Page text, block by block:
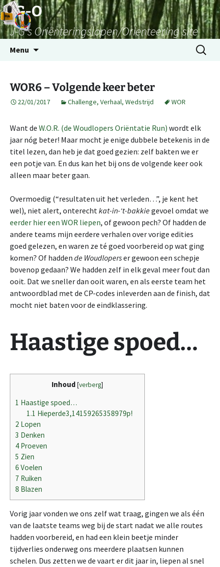
Skip
to
content
JG-O
J-G's Oriënteringslopen/Orienteering site
Menu
Search
for:
WOR6 – Volgende keer beter
22/01/2017 Challenge, Verhaal, Wedstrijd WOR
Want de W.O.R. (de Woudlopers Oriëntatie Run) wordt elk
jaar nóg beter! Maar mocht je enige dubbele betekenis in de
titel lezen, dan heb je dat goed gezien: zelf bakten we er
een potje van. En dus kan het bij ons de volgende keer ook
alleen maar beter gaan.
Overmoedig (“resultaten uit het verleden…”, je kent het
wel), niet alert, onterechtkat-in-‘t-bakkiegevoel omdat we
eerder hier een WOR liepen, of gewoon pech? Of hadden de
andere teams mijn eerdere verhalen over vorige edities
goed gelezen, en waren ze té goed voorbereid op wat ging
komen? Of hadden de Woudloperser gewoon een schepje
bovenop gedaan? We hadden zelf in elk geval meer fout dan
ooit. Dat we sneller dan ooit waren, en als eerste team het
antwoordblad met de CP-codes inleverden aan de finish, dat
mocht niet baten voor de eindklassering.
Haastige spoed…
Inhoud [verberg]
1 Haastige spoed…
1.1 Hieperde3,14159265358979p!
2 Lopen
3 Denken
4 Proeven
5 Zien
6 Voelen
7 Ruiken
8 Blazen
Vorig jaar vonden we ons zelf wat traag, gingen we als één
van de laatste teams weg bij de start nadat we alle routes
hadden voorbereid, en had een klein beetje minder
tijdverlies onderweg ons meerdere plaatsen kunnen
schelen. Dus zetten we de vaart er dit jaar in, liepen al snel